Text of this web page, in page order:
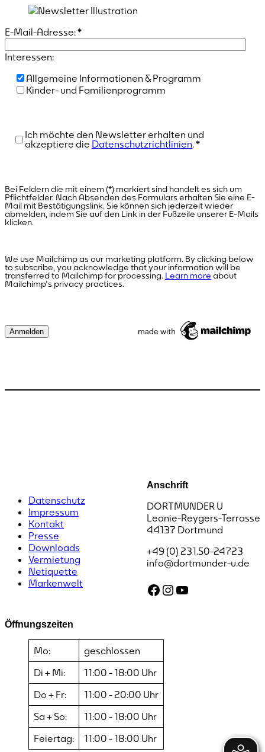
E-Mail-Adresse:*
Interessen:
Allgemeine Informationen & Programm
Kinder- und Familienprogramm
Ich möchte den Newsletter erhalten und
akzeptiere die Datenschutzrichtlinien.*
Bei Feldern die mit einem (*) markiert sind handelt es sich um
Pflichtfelder. Nach Absenden des Formulars erhalten Sie eine E-
Mail mit Bestätigungslink. Sie können sich jederzeit wieder
abmelden, indem Sie auf den Link in der Fußzeile unserer E-Mails
klicken.
We use Mailchimp as our marketing platform. By clicking below
to subscribe, you acknowledge that your information will be
transferred to Mailchimp for processing. Learn more about
Mailchimp's privacy practices.
Datenschutz
Impressum
Kontakt
Presse
Downloads
Vermietung
Netiquette
Markenwelt
Anschrift
DORTMUNDER U
Leonie-Reygers-Terrasse
44137 Dortmund
+49 (0) 231.50-24723
info@dortmunder-u.de
Facebook
Instagram
YouTube
Öffnungszeiten
Mo:
geschlossen
Di + Mi:
11:00 - 18:00 Uhr
Do + Fr:
11:00 - 20:00 Uhr
Sa + So:
11:00 - 18:00 Uhr
Feiertag:
11:00 - 18:00 Uhr